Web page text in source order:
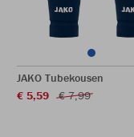
JAKO Tubekousen
€ 5,59
€ 7,99